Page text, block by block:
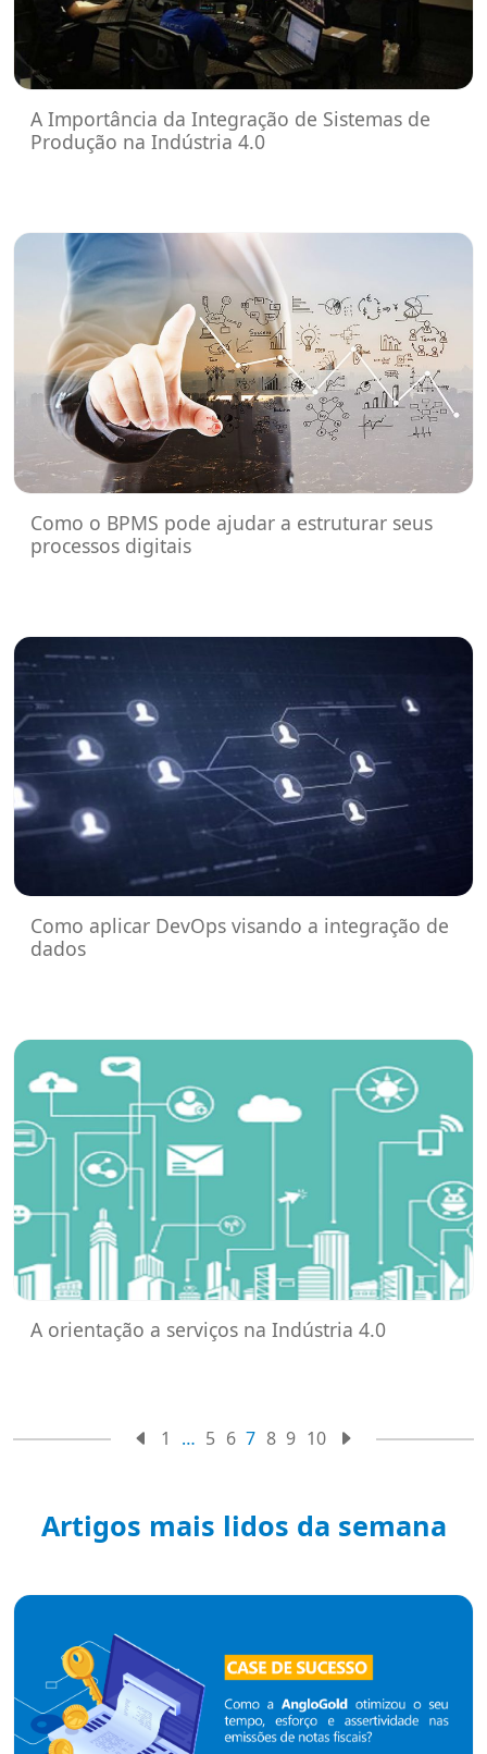
A Importância da Integração de Sistemas de
Produção na Indústria 4.0
Como o BPMS pode ajudar a estruturar seus
processos digitais
Como aplicar DevOps visando a integração de
dados
A orientação a serviços na Indústria 4.0
1 … 5 6 7 8 9 10
Artigos mais lidos da semana